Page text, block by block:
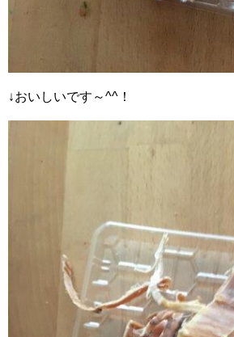
↓おいしいです～^^！